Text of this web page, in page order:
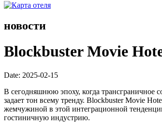
новости
Blockbuster Movie
Date: 2025-02-15
В сегодняшнюю эпоху, когда трансграничное
задает тон всему тренду. Blockbuster Movie
жемчужиной в этой интеграционной
гостиничную индустрию.